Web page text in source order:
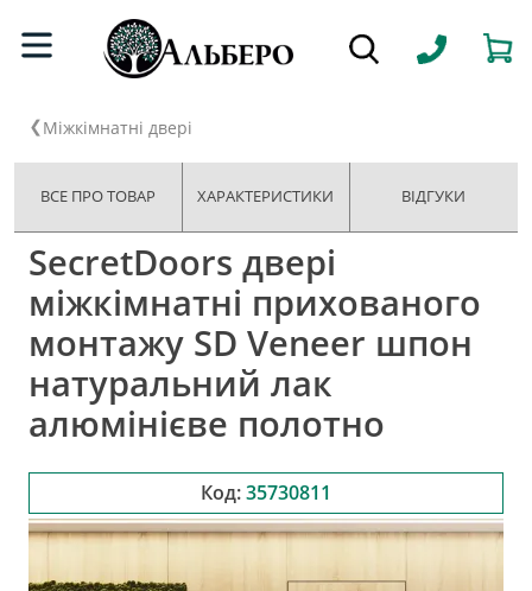
Міжкімнатні двері
ВСЕ ПРО ТОВАР ХАРАКТЕРИСТИКИ ВІДГУКИ
SecretDoors двері
міжкімнатні прихованого
монтажу SD Veneer шпон
натуральний лак
алюмінієве полотно
Код:35730811